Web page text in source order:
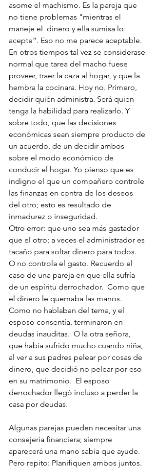
asome el machismo. Es la pareja que
no tiene problemas “mientras el
maneje el  dinero y ella sumisa lo
acepte”. Eso no me parece aceptable.
En otros tiempos tal vez se considerase
normal que tarea del macho fuese
proveer, traer la caza al hogar, y que la
hembra la cocinara. Hoy no. Primero,
decidir quién administra. Será quien
tenga la habilidad para realizarlo. Y
sobre todo, que las decisiones
económicas sean siempre producto de
un acuerdo, de un decidir ambos
sobre el modo económico de
conducir el hogar. Yo pienso que es
indigno el que un compañero controle
las finanzas en contra de los deseos
del otro; esto es resultado de
inmadurez o inseguridad.
Otro error: que uno sea más gastador
que el otro; a veces el administrador es
tacaño para soltar dinero para todos.
O no controla el gasto. Recuerdo el
caso de una pareja en que ella sufría
de un espíritu derrochador.  Como que
el dinero le quemaba las manos.
Como no hablaban del tema, y el
esposo consentía, terminaron en
deudas inauditas.  O la otra señora,
que había sufrido mucho cuando niña,
al ver a sus padres pelear por cosas de
dinero, que decidió no pelear por eso
en su matrimonio.  El esposo
derrochador llegó incluso a perder la
casa por deudas.
Algunas parejas pueden necesitar una
consejería financiera; siempre
aparecerá una mano sabia que ayude.
Pero repito: Planifiquen ambos juntos.